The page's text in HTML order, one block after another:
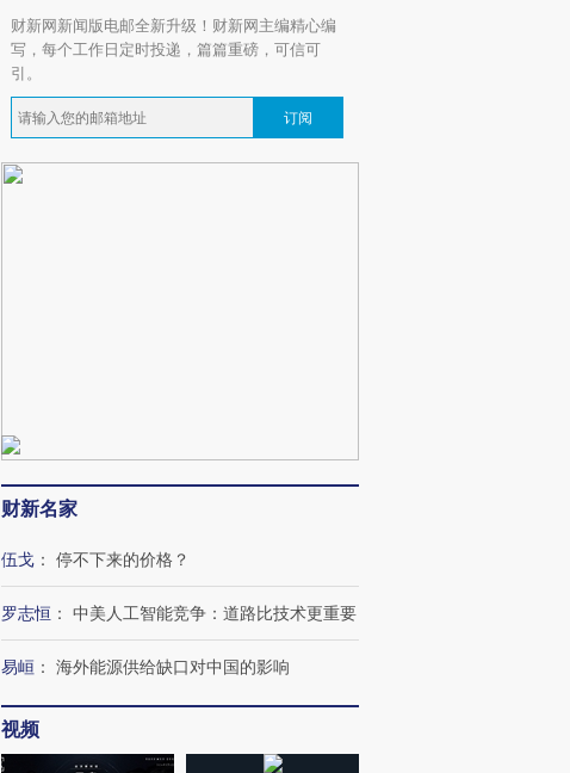
财新网新闻版电邮全新升级！财新网主编精心编
写，每个工作日定时投递，篇篇重磅，可信可
引。
订阅
财新名家
伍戈 ： 停不下来的价格？
罗志恒 ： 中美人工智能竞争：道路比技术更重要
易峘 ： 海外能源供给缺口对中国的影响
视频